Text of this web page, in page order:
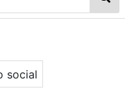
MONTES
social